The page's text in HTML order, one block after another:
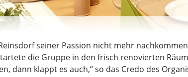
seiner Passion nicht mehr
die Gruppe in den frisch renovierten
dann klappt es auch,“ so das Credo des